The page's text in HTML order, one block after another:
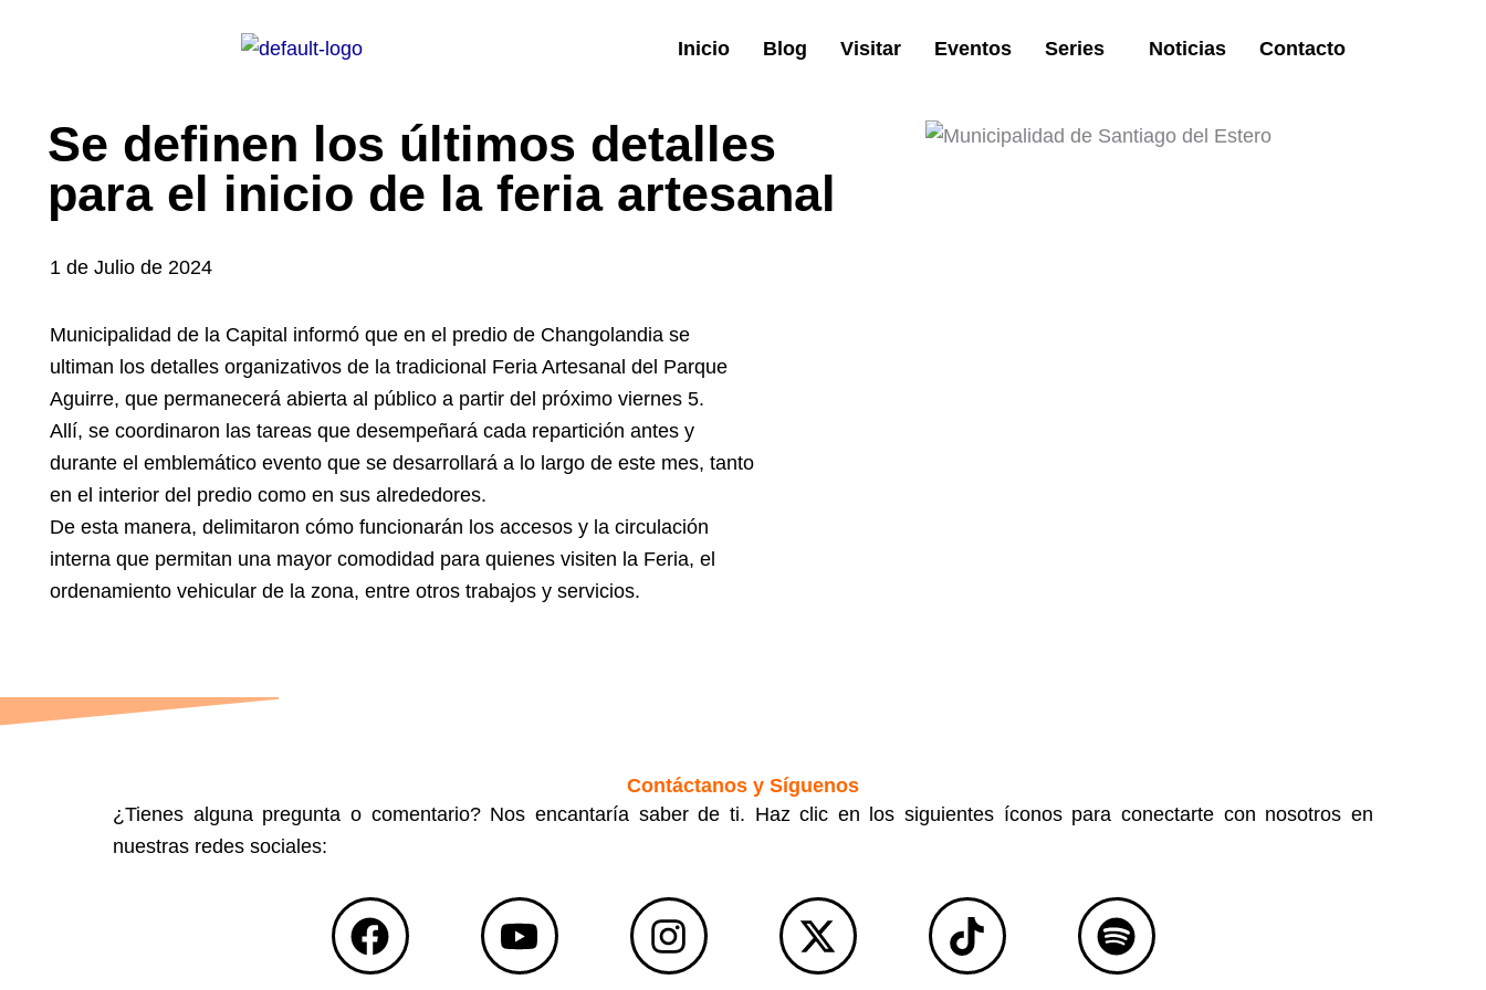
Inicio Blog Visitar Eventos Series Noticias Contacto
Se definen los últimos detalles
para el inicio de la feria artesanal
1 de Julio de 2024
Municipalidad de la Capital informó que en el predio de Changolandia se
ultiman los detalles organizativos de la tradicional Feria Artesanal del Parque
Aguirre, que permanecerá abierta al público a partir del próximo viernes 5.
Allí, se coordinaron las tareas que desempeñará cada repartición antes y
durante el emblemático evento que se desarrollará a lo largo de este mes, tanto
en el interior del predio como en sus alrededores.
De esta manera, delimitaron cómo funcionarán los accesos y la circulación
interna que permitan una mayor comodidad para quienes visiten la Feria, el
ordenamiento vehicular de la zona, entre otros trabajos y servicios.
Contáctanos y Síguenos
¿Tienes alguna pregunta o comentario? Nos encantaría saber de ti. Haz clic en los siguientes íconos para conectarte con nosotros en
nuestras redes sociales:
F
a
Y
o
I
n
X
-
T
i
S
p